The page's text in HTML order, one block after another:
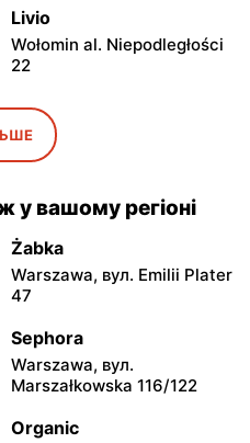
Livio
Wołomin al. Niepodległości
22
Livio
Otwock, вул. Wawerska 10
Livio
Otwock, вул. Stefana
Batorego 34
Livio
Władysława Miziołka 1
Livio
у вашому регіоні
Żabka
Warszawa, вул. Emilii Plater
47
Sephora
Warszawa, вул.
Marszałkowska 116/122
Organic